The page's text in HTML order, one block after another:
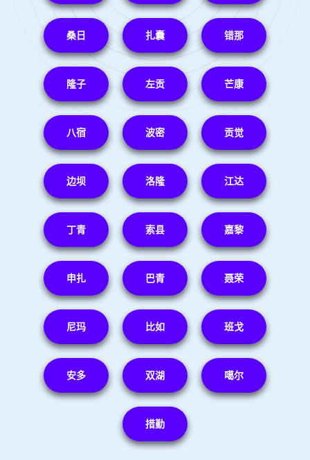
桑日 扎囊 错那
隆子 左贡 芒康
八宿 波密 贡觉
边坝 洛隆 江达
丁青 索县 嘉黎
申扎 巴青 聂荣
尼玛 比如 班戈
安多 双湖 噶尔
措勤